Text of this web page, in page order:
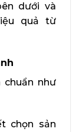
dưới và
quả từ
như
chọn sản